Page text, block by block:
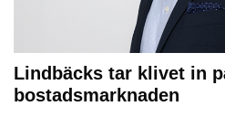
Lindbäcks tar klivet in
bostadsmarknaden